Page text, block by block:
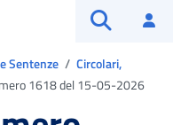
Sentenze
Circolari,
1618 del 15-05-2026